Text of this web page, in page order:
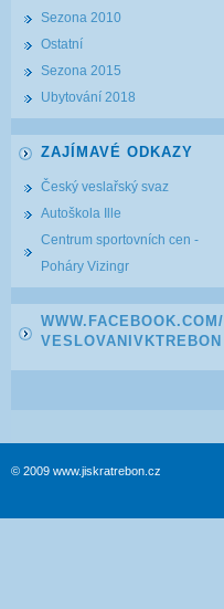
Sezona 2010
Ostatní
Sezona 2015
Ubytování 2018
ZAJÍMAVÉ ODKAZY
Český veslařský svaz
Autoškola Ille
Centrum sportovních cen -
Poháry Vizingr
WWW.FACEBOOK.COM/
VESLOVANIVKTREBON
© 2009 www.jiskratrebon.cz